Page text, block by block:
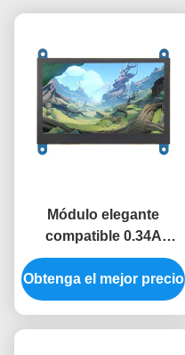
Módulo elegante
compatible 0.34A
800x480 de HDMI LCD
módulo de Tft Lcd de
4,3 pulgadas
Obtenga el mejor precio